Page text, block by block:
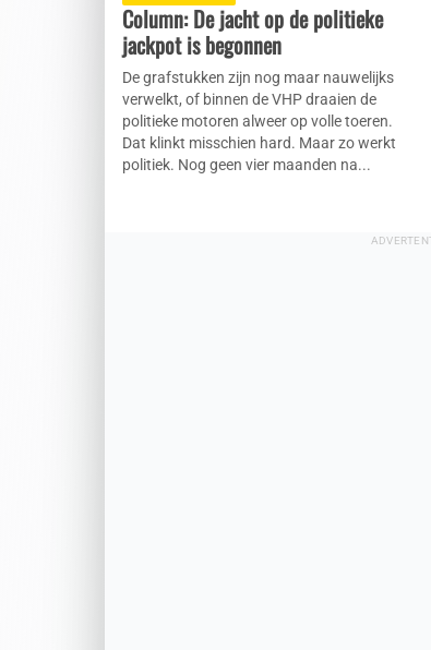
Column: De jacht op de politieke
jackpot is begonnen
De grafstukken zijn nog maar nauwelijks
verwelkt, of binnen de VHP draaien de
politieke motoren alweer op volle toeren.
Dat klinkt misschien hard. Maar zo werkt
politiek. Nog geen vier maanden na...